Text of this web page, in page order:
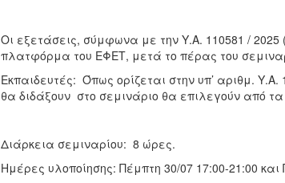
Οι εξετάσεις, σύμφωνα με την Υ.Α. 110581 / 2025
πλατφόρμα του ΕΦΕΤ, μετά το πέρας του
Εκπαιδευτές: Όπως ορίζεται στην υπ’ αριθμ.
θα διδάξουν στο σεμινάριο θα επιλεγούν από
Διάρκεια σεμιναρίου: 8 ώρες.
Ημέρες υλοποίησης: Πέμπτη 30/07 17:00-21:00